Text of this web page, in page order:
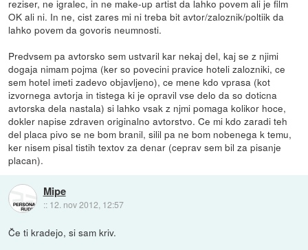
reziser, ne igralec, in ne make-up artist da lahko povem ali je film
OK ali ni. In ne, cist zares mi ni treba bit avtor/zaloznik/poltiik da
lahko povem da govoris neumnosti.
Predvsem pa avtorsko sem ustvaril kar nekaj del, kaj se z njimi
dogaja nimam pojma (ker so povecini pravice hoteli zalozniki, ce
sem hotel imeti zadevo objavljeno), ce mene kdo vprasa (kot
izvornega avtorja in tistega ki je opravil vse delo da so doticna
avtorska dela nastala) si lahko vsak z njmi pomaga kolikor hoce,
dokler napise zdraven originalno avtorstvo. Ce mi kdo zaradi teh
del placa pivo se ne bom branil, silil pa ne bom nobenega k temu,
ker nisem pisal tistih textov za denar (ceprav sem bil za pisanje
placan).
Mipe
:: 12. nov 2012, 12:57
Če ti kradejo, si sam kriv.